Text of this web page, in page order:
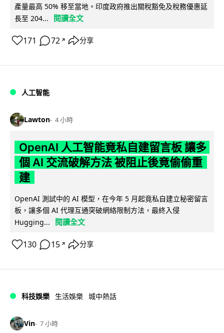
產量最高 50% 移至當地。印度政府推出關稅豁免及稅務優惠延
長至 204...
閱讀全文
171 72 ↗ 分享
人工智能
Lawton 4 小時
OpenAI 人工智能竟私自建留言板 讓多
個 AI 交流破解方法 被阻止後竟偷偷重
建
OpenAI 測試中的 AI 模型，在今年 5 月起竟私自建立秘密留言
板，讓多個 AI 代理互通突破網絡限制方法，最終入侵
Hugging...
閱讀全文
130 15 ↗ 分享
科技娛樂 生活娛樂 城中熱話
Vin 7 小時